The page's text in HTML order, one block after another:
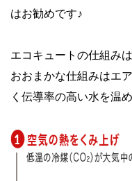
はお勧めです♪
エコキュートの仕組み
おおまかな仕組みはエ
く伝導率の高い水を温